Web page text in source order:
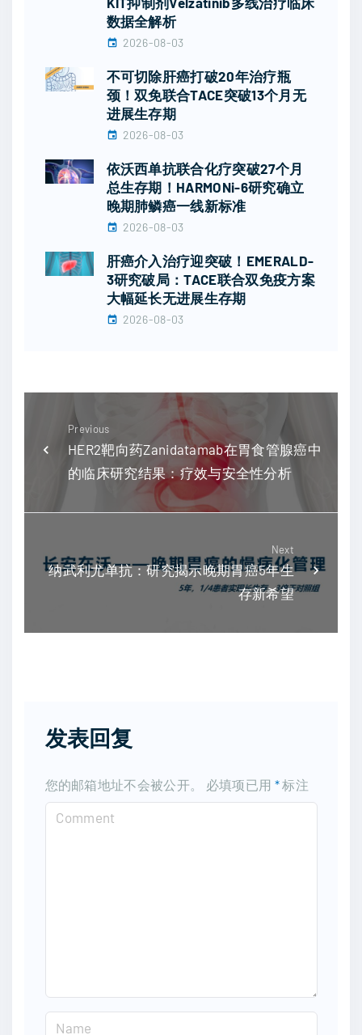
数据全解析
2026-08-03
不可切除肝癌打破20年治疗瓶
颈！双免联合TACE突破13个月无
进展生存期
2026-08-03
依沃西单抗联合化疗突破27个月
总生存期！HARMONi-6研究确立
晚期肺鳞癌一线新标准
2026-08-03
肝癌介入治疗迎突破！EMERALD-
3研究破局：TACE联合双免疫方案
大幅延长无进展生存期
2026-08-03
Previous
HER2靶向药Zanidatamab在胃食管腺癌中
的临床研究结果：疗效与安全性分析
Next
纳武利尤单抗：研究揭示晚期胃癌5年生
存新希望
发表回复
您的邮箱地址不会被公开。 必填项已用 *标注